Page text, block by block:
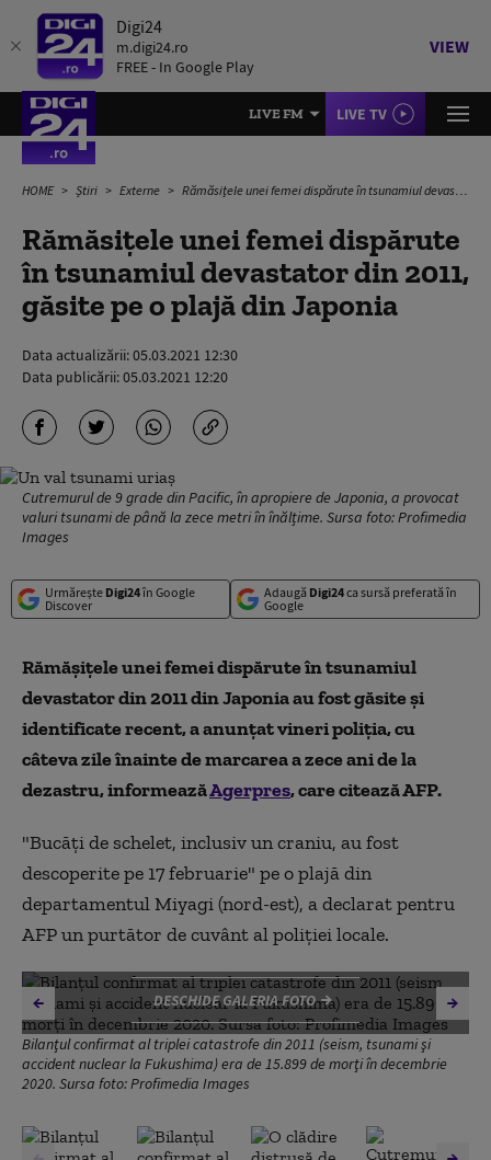
Digi24
m.digi24.ro
FREE - In Google Play
VIEW
LIVE FM LIVE TV
HOME Știri Externe Rămăsițele unei femei dispărute în tsunamiul devastator din 2011, găsite pe o plajă din Japonia
Rămăsițele unei femei dispărute
în tsunamiul devastator din 2011,
găsite pe o plajă din Japonia
Data actualizării:05.03.2021 12:30
Data publicării:05.03.2021 12:20
Cutremurul de 9 grade din Pacific, în apropiere de Japonia, a provocat
valuri tsunami de până la zece metri în înălțime. Sursa foto: Profimedia
Images
Urmărește Digi24în Google
Discover
Adaugă Digi24ca sursă preferată în
Google
Rămăşiţele unei femei dispărute în tsunamiul
devastator din 2011 din Japonia au fost găsite şi
identificate recent, a anunţat vineri poliţia, cu
câteva zile înainte de marcarea a zece ani de la
dezastru, informeazăAgerpres, care citează AFP.
"Bucăţi de schelet, inclusiv un craniu, au fost
descoperite pe 17 februarie" pe o plajă din
departamentul Miyagi (nord-est), a declarat pentru
AFP un purtător de cuvânt al poliţiei locale.
Bilanţul confirmat al triplei catastrofe din 2011 (seism, tsunami şi
accident nuclear la Fukushima) era de 15.899 de morţi în decembrie
2020. Sursa foto: Profimedia Images
DESCHIDE GALERIA FOTO